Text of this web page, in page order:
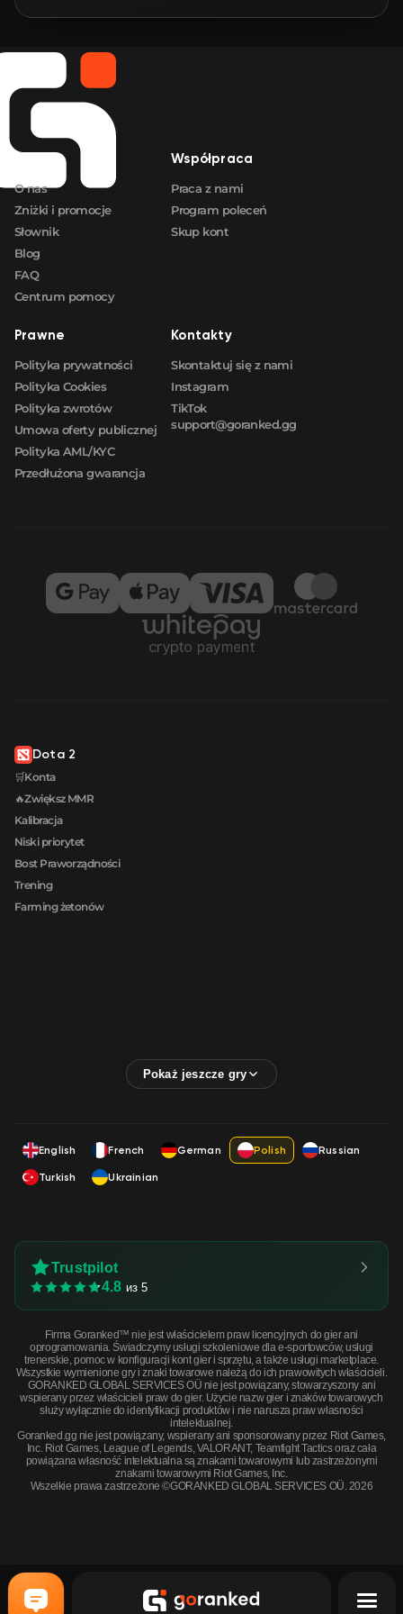
FN
Firma
O nas
Zniżki i promocje
Słownik
Blog
FAQ
Centrum pomocy
Współpraca
Praca z nami
Program poleceń
Skup kont
Prawne
Polityka prywatności
Polityka Cookies
Polityka zwrotów
Umowa oferty publicznej
Polityka AML/KYC
Przedłużona gwarancja
Kontakty
Skontaktuj się z nami
Instagram
TikTok
support@goranked.gg
Dota 2
🛒Konta
🔥Zwiększ MMR
Kalibracja
Niski priorytet
Bost Praworządności
Trening
Farming żetonów
English French German Polish
Russian
Turkish
Ukrainian
Trustpilot
4.8 из 5
Firma Goranked™ nie jest właścicielem praw licencyjnych do gier ani
oprogramowania. Świadczymy usługi szkoleniowe dla e-sportowców, usługi
trenerskie, pomoc w konfiguracji kont gier i sprzętu, a także usługi marketplace.
Wszystkie wymienione gry i znaki towarowe należą do ich prawowitych właścicieli.
GORANKED GLOBAL SERVICES OÜ nie jest powiązany, stowarzyszony ani
wspierany przez właścicieli praw do gier. Użycie nazw gier i znaków towarowych
służy wyłącznie do identyfikacji produktów i nie narusza praw własności
intelektualnej.
Goranked.gg nie jest powiązany, wspierany ani sponsorowany przez Riot Games,
Inc. Riot Games, League of Legends, VALORANT, Teamfight Tactics oraz cała
powiązana własność intelektualna są znakami towarowymi lub zastrzeżonymi
znakami towarowymi Riot Games, Inc.
Wszelkie prawa zastrzeżone ©GORANKED GLOBAL SERVICES OÜ. 2026